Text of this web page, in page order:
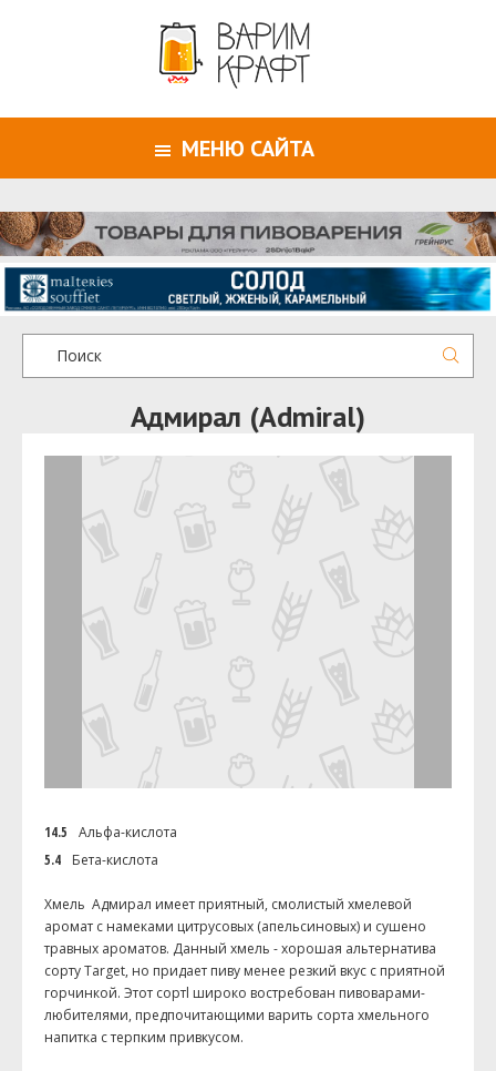
МЕНЮ САЙТА
Адмирал (Admiral)
14.5
Альфа-кислота
5.4
Бета-кислота
Хмель Адмирал имеет приятный, смолистый хмелевой
аромат с намеками цитрусовых (апельсиновых) и сушено
травных ароматов. Данный хмель - хорошая альтернатива
сорту Target, но придает пиву менее резкий вкус с приятной
горчинкой. Этот сортl широко востребован пивоварами-
любителями, предпочитающими варить сорта хмельного
напитка с терпким привкусом.